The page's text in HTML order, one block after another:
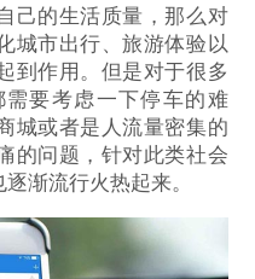
己的生活质量，那么对
城市出行、旅游体验以
到作用。但是对于很多
要考虑一下停车的难
城或者是人流量密集的
的问题，针对此类社会
渐流行火热起来。